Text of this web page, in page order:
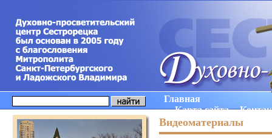
Главная
Карта сайта
Видеоматериалы